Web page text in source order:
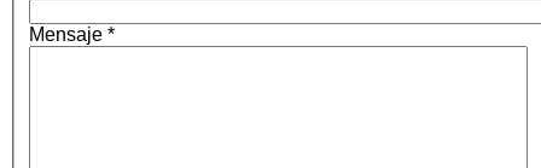
Mensaje *